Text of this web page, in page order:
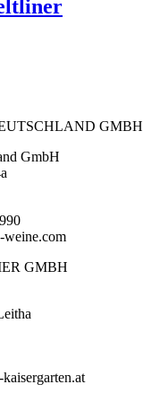
GMBH
GmbH
weine.com
GMBH